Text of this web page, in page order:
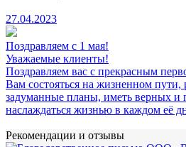
27.04.2023
Поздравляем с 1 мая!
Уважаемые клиенты!
Поздравляем вас с прекрасным
Вам состояться на жизненном пути,
задуманные планы, иметь верных и
наслаждаться жизнью в каждом её
Рекомендации и отзывы